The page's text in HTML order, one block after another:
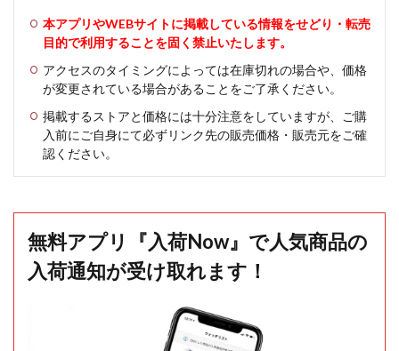
本アプリやWEBサイトに掲載している情報をせどり・転売
目的で利用することを固く禁止いたします。
アクセスのタイミングによっては在庫切れの場合や、価格
が変更されている場合があることをご了承ください。
掲載するストアと価格には十分注意をしていますが、ご購
入前にご自身にて必ずリンク先の販売価格・販売元をご確
認ください。
無料アプリ『入荷Now』で人気商品の
入荷通知が受け取れます！